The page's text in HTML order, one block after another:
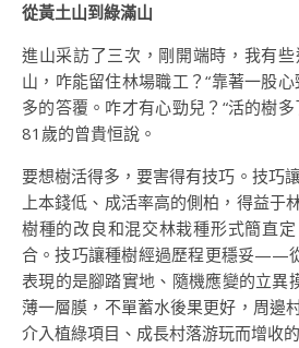
從黃土山到綠滿山
進山采訪了三次，剛開端時，我有
山，咋能留住林場職工？“靠著一股
多的答覆。咋才有心勁兒？“活的樹
81歲的曾貴恒說。
要想樹活得多，要害得有技巧。技
上本錢低、成活率高的側柏，得益于
樹種的改良和混交林栽種形式簡直
合。技巧讓種樹經過歷程更穩妥——
表現的是腳踏實地、隨機應變的立異
薄一層膜，不單蓄水後果更好，周邊
介入植綠項目、成長村落游玩而增收